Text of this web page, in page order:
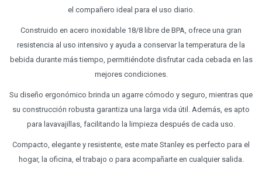
el compañero ideal para el uso diario.
Construido en acero inoxidable 18/8 libre de BPA, ofrece una gran
resistencia al uso intensivo y ayuda a conservar la temperatura de la
bebida durante más tiempo, permitiéndote disfrutar cada cebada en las
mejores condiciones.
Su diseño ergonómico brinda un agarre cómodo y seguro, mientras que
su construcción robusta garantiza una larga vida útil. Además, es apto
para lavavajillas, facilitando la limpieza después de cada uso.
Compacto, elegante y resistente, este mate Stanley es perfecto para el
hogar, la oficina, el trabajo o para acompañarte en cualquier salida.